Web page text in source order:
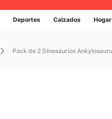
Deportes Calzados
Pack de 2 Dinosaurios
Términos más buscados